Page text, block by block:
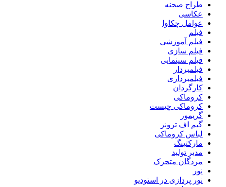
طراح صحنه
عکاسی
عوامل چکاوا
فیلم
فیلم آموزشی
فیلم سازی
فیلم سینمایی
فیلمبردار
فیلمبرداری
کارگردان
کروماکی
کروماکی چیست
گریمور
گیم اف ترونز
لباس کروماکی
مارکتینگ
مدیر تولید
مردگان متحرک
نور
نور پردازی در استودیو